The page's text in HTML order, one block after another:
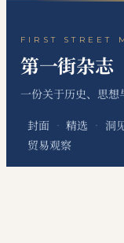
FIRST STREET
第一街杂志
一份关于历史、思想
封面 · 精选 · 洞
贸易观察